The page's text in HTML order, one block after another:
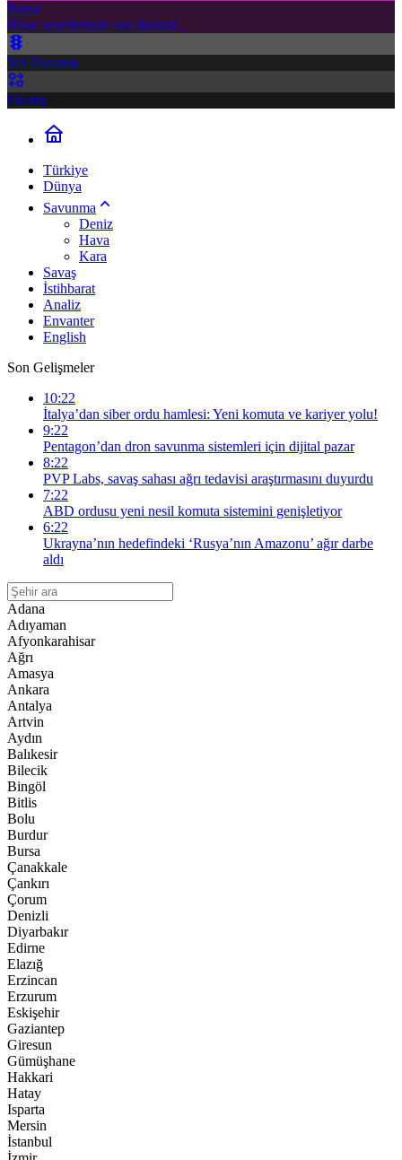
Borsa
Hisse senetlerinde son durum!
Yol Durumu
Fikstür
Türkiye
Dünya
Savunma
Deniz
Hava
Kara
Savaş
İstihbarat
Analiz
Envanter
English
Son Gelişmeler
10:22
İtalya’dan siber ordu hamlesi: Yeni komuta ve kariyer yolu!
9:22
Pentagon’dan dron savunma sistemleri için dijital pazar
8:22
PVP Labs, savaş sahası ağrı tedavisi araştırmasını duyurdu
7:22
ABD ordusu yeni nesil komuta sistemini genişletiyor
6:22
Ukrayna’nın hedefindeki ‘Rusya’nın Amazonu’ ağır darbe
aldı
Adana
Adıyaman
Afyonkarahisar
Ağrı
Amasya
Ankara
Antalya
Artvin
Aydın
Balıkesir
Bilecik
Bingöl
Bitlis
Bolu
Burdur
Bursa
Çanakkale
Çankırı
Çorum
Denizli
Diyarbakır
Edirne
Elazığ
Erzincan
Erzurum
Eskişehir
Gaziantep
Giresun
Gümüşhane
Hakkari
Hatay
Isparta
Mersin
İstanbul